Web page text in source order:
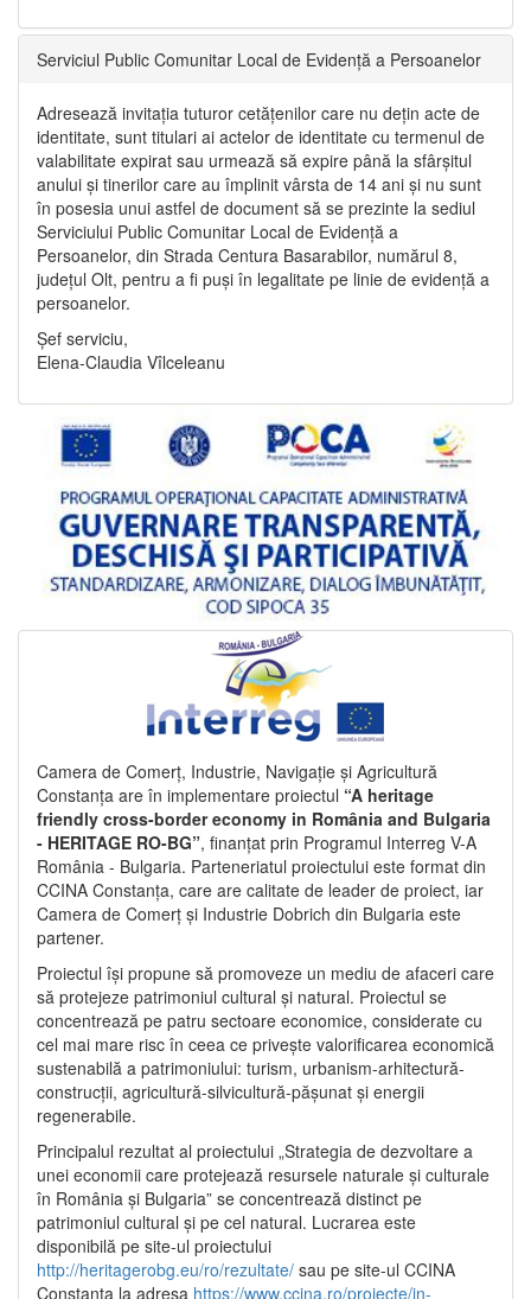
Serviciul Public Comunitar Local de Evidență a Persoanelor
Adresează invitația tuturor cetățenilor care nu dețin acte de
identitate, sunt titulari ai actelor de identitate cu termenul de
valabilitate expirat sau urmează să expire până la sfârșitul
anului și tinerilor care au împlinit vârsta de 14 ani și nu sunt
în posesia unui astfel de document să se prezinte la sediul
Serviciului Public Comunitar Local de Evidență a
Persoanelor, din Strada Centura Basarabilor, numărul 8,
județul Olt, pentru a fi puși în legalitate pe linie de evidență a
persoanelor.
Șef serviciu,
Elena-Claudia Vîlceleanu
Camera de Comerț, Industrie, Navigație și Agricultură
Constanța are în implementare proiectul “A heritage
friendly cross-border economy in România and Bulgaria
- HERITAGE RO-BG”, finanțat prin Programul Interreg V-A
România - Bulgaria. Parteneriatul proiectului este format din
CCINA Constanța, care are calitate de leader de proiect, iar
Camera de Comerț și Industrie Dobrich din Bulgaria este
partener.
Proiectul își propune să promoveze un mediu de afaceri care
să protejeze patrimoniul cultural și natural. Proiectul se
concentrează pe patru sectoare economice, considerate cu
cel mai mare risc în ceea ce privește valorificarea economică
sustenabilă a patrimoniului: turism, urbanism-arhitectură-
construcții, agricultură-silvicultură-pășunat și energii
regenerabile.
Principalul rezultat al proiectului „Strategia de dezvoltare a
unei economii care protejează resursele naturale și culturale
în România și Bulgaria” se concentrează distinct pe
patrimoniul cultural și pe cel natural. Lucrarea este
disponibilă pe site-ul proiectului
http://heritagerobg.eu/ro/rezultate/ sau pe site-ul CCINA
Constanța la adresa https://www.ccina.ro/proiecte/in-